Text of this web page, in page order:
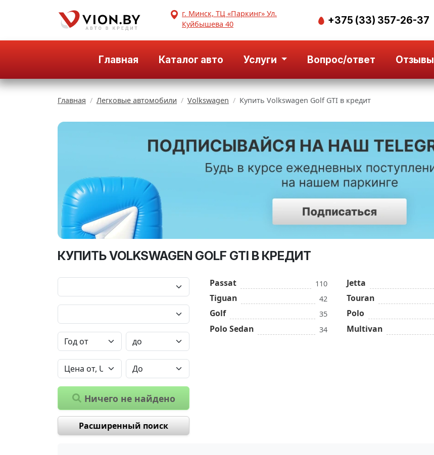
г. Минск, ТЦ «Паркинг» Ул.
Куйбышева 40
+375 (33) 357-26-37
Главная Каталог авто Услуги Вопрос/ответ Отзывы
Главная Легковые автомобили Volkswagen Купить Volkswagen Golf GTI в кредит
КУПИТЬ VOLKSWAGEN GOLF GTI В КРЕДИТ
Ничего не найдено
Расширенный поиск
Passat 110
Tiguan 42
Golf 35
Polo Sedan 34
Jetta
Touran
Polo
Multivan